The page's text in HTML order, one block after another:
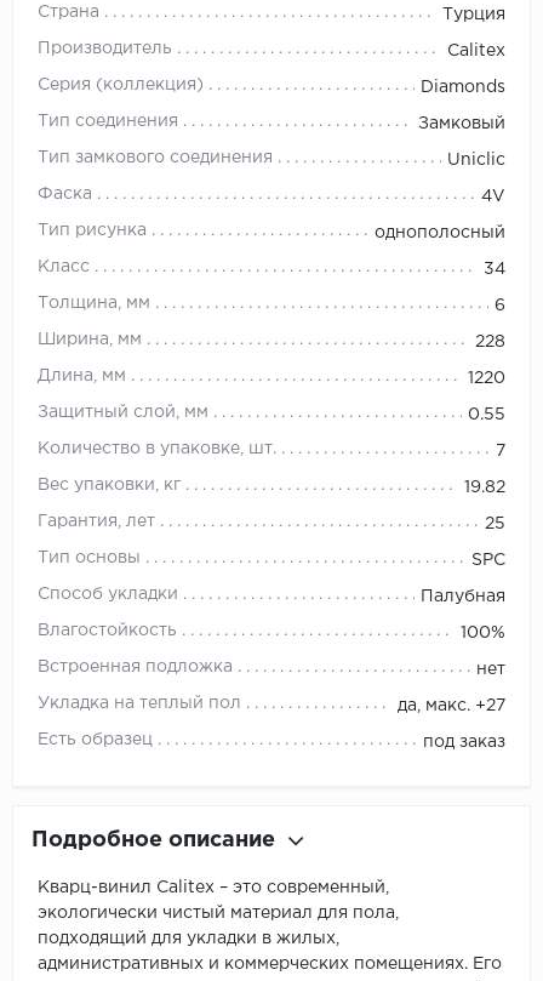
Страна Турция
Производитель Calitex
Серия (коллекция) Diamonds
Тип соединения Замковый
Тип замкового соединения Uniclic
Фаска 4V
Тип рисунка однополосный
Класс 34
Толщина, мм 6
Ширина, мм 228
Длина, мм 1220
Защитный слой, мм 0.55
Количество в упаковке, шт. 7
Вес упаковки, кг 19.82
Гарантия, лет 25
Тип основы SPC
Способ укладки Палубная
Влагостойкость 100%
Встроенная подложка нет
Укладка на теплый пол да, макс. +27
Есть образец под заказ
Подробное описание
Кварц-винил Calitex – это современный,
экологически чистый материал для пола,
подходящий для укладки в жилых,
административных и коммерческих помещениях. Его